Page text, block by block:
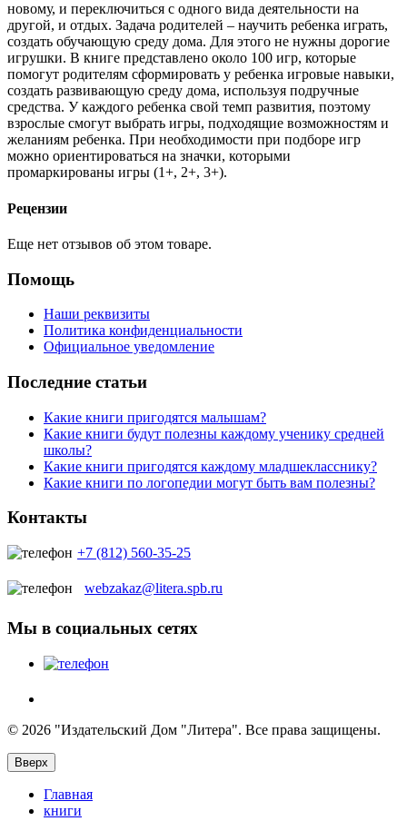
новому, и переключиться с одного вида деятельности на
другой, и отдых. Задача родителей – научить ребенка играть,
создать обучающую среду дома. Для этого не нужны дорогие
игрушки. В книге представлено около 100 игр, которые
помогут родителям сформировать у ребенка игровые навыки,
создать развивающую среду дома, используя подручные
средства. У каждого ребенка свой темп развития, поэтому
взрослые смогут выбрать игры, подходящие возможностям и
желаниям ребенка. При необходимости при подборе игр
можно ориентироваться на значки, которыми
промаркированы игры (1+, 2+, 3+).
Рецензии
Еще нет отзывов об этом товаре.
Помощь
Наши реквизиты
Политика конфиденциальности
Официальное уведомление
Последние статьи
Какие книги пригодятся малышам?
Какие книги будут полезны каждому ученику средней
школы?
Какие книги пригодятся каждому младшекласснику?
Какие книги по логопедии могут быть вам полезны?
Контакты
+7 (812) 560-35-25
webzakaz@litera.spb.ru
Мы в социальных сетях
© 2026 "Издательский Дом "Литера". Все права защищены.
Вверх
Главная
книги